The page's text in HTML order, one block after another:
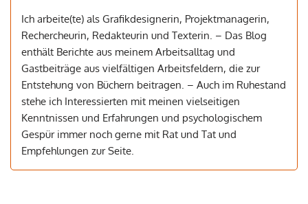
Ich arbeite(te) als Grafikdesignerin, Projektmanagerin,
Rechercheurin, Redakteurin und Texterin. – Das Blog
enthält Berichte aus meinem Arbeitsalltag und
Gastbeiträge aus vielfältigen Arbeitsfeldern, die zur
Entstehung von Büchern beitragen. – Auch im Ruhestand
stehe ich Interessierten mit meinen vielseitigen
Kenntnissen und Erfahrungen und psychologischem
Gespür immer noch gerne mit Rat und Tat und
Empfehlungen zur Seite.